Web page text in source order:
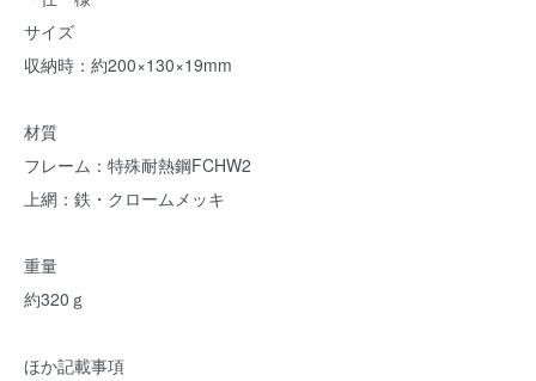
サイズ
収納時：約200×130×19mm
材質
フレーム：特殊耐熱鋼FCHW2
上網：鉄・クロームメッキ
重量
約320ｇ
ほか記載事項